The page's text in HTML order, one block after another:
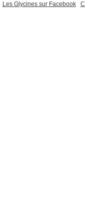
Les Glycines sur Facebook